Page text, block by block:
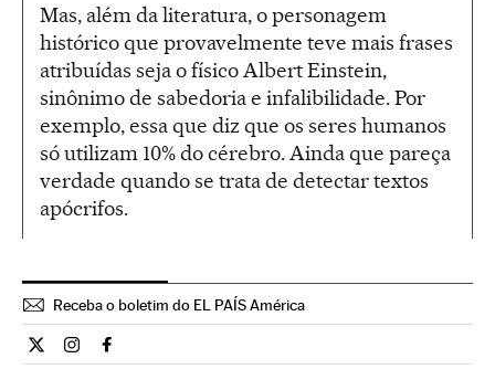
Mas, além da literatura, o personagem
histórico que provavelmente teve mais frases
atribuídas seja o físico Albert Einstein,
sinônimo de sabedoria e infalibilidade. Por
exemplo, essa que diz que os seres humanos
só utilizam 10% do cérebro. Ainda que pareça
verdade quando se trata de detectar textos
apócrifos.
Receba o boletim do EL PAÍS América
Cultura El País Brasil en Twitter
Cultura El País Brasil en Instagram
Cultura El País Brasil en Facebook